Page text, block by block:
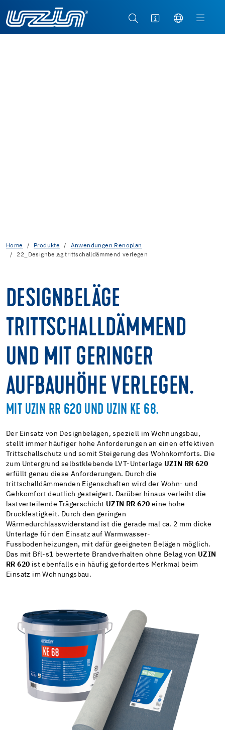
Home Produkte
Anwendungen Renoplan
22_Designbelag trittschalldämmend verlegen
DESIGNBELÄGE
TRITTSCHALLDÄMMEND
UND MIT GERINGER
AUFBAUHÖHE VERLEGEN.
MIT UZIN RR 620 UND UZIN KE 68.
Der Einsatz von Designbelägen, speziell im Wohnungsbau,
stellt immer häufiger hohe Anforderungen an einen effektiven
Trittschallschutz und somit Steigerung des Wohnkomforts. Die
zum Untergrund selbstklebende LVT-Unterlage UZIN RR 620
erfüllt genau diese Anforderungen. Durch die
trittschalldämmenden Eigenschaften wird der Wohn- und
Gehkomfort deutlich gesteigert. Darüber hinaus verleiht die
lastverteilende Trägerschicht UZIN RR 620 eine hohe
Druckfestigkeit. Durch den geringen
Wärmedurchlasswiderstand ist die gerade mal ca. 2 mm dicke
Unterlage für den Einsatz auf Warmwasser-
Fussbodenheizungen, mit dafür geeigneten Belägen möglich.
Das mit Bfl-s1 bewertete Brandverhalten ohne Belag von UZIN
RR 620 ist ebenfalls ein häufig gefordertes Merkmal beim
Einsatz im Wohnungsbau.